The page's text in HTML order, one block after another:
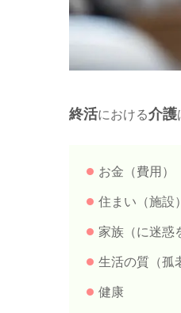
終活における介護
お金（費用）
住まい（施設）
家族（に迷惑
生活の質（孤
健康